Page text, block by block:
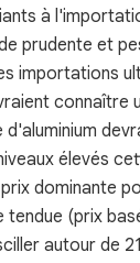
à
prudente et
importations
connaître
élevés
dominante
tendue (prix
autour de